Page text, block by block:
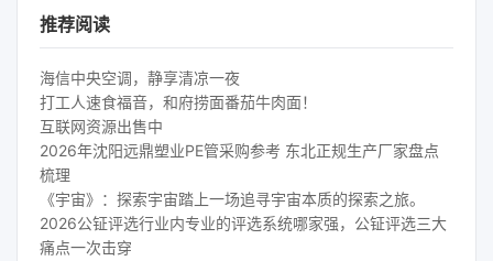
推荐阅读
海信中央空调，静享清凉一夜
打工人速食福音，和府捞面番茄牛肉面！
互联网资源出售中
2026年沈阳远鼎塑业PE管采购参考 东北正规生产厂家盘点
梳理
《宇宙》：探索宇宙踏上一场追寻宇宙本质的探索之旅。
2026公钲评选行业内专业的评选系统哪家强，公钲评选三大
痛点一次击穿